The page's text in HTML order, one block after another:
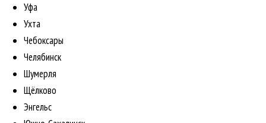
Уфа
Ухта
Чебоксары
Челябинск
Шумерля
Щёлково
Энгельс